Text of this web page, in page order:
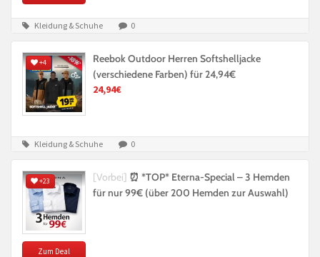
Kleidung & Schuhe 0
+4
Reebok Outdoor Herren Softshelljacke
(verschiedene Farben) für 24,94€
24,94€
Kleidung & Schuhe 0
+23
Zum Deal
[Vorbei] ⏰ *TOP* Eterna-Special – 3 Hemden
für nur 99€ (über 200 Hemden zur Auswahl)